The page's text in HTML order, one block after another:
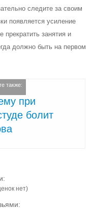
следите за своим
появляется усиление
занятия и
должно быть на первом
также:
при
болит
нет)